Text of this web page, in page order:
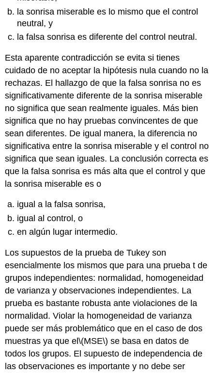
la sonrisa miserable es lo mismo que el control
neutral, y
la falsa sonrisa es diferente del control neutral.
Esta aparente contradicción se evita si tienes
cuidado de no aceptar la hipótesis nula cuando no la
rechazas. El hallazgo de que la falsa sonrisa no es
significativamente diferente de la sonrisa miserable
no significa que sean realmente iguales. Más bien
significa que no hay pruebas convincentes de que
sean diferentes. De igual manera, la diferencia no
significativa entre la sonrisa miserable y el control no
significa que sean iguales. La conclusión correcta es
que la falsa sonrisa es más alta que el control y que
la sonrisa miserable es o
igual a la falsa sonrisa,
igual al control, o
en algún lugar intermedio.
Los supuestos de la prueba de Tukey son
esencialmente los mismos que para una prueba t de
grupos independientes: normalidad, homogeneidad
de varianza y observaciones independientes. La
prueba es bastante robusta ante violaciones de la
normalidad. Violar la homogeneidad de varianza
puede ser más problemático que en el caso de dos
muestras ya que el\(MSE\) se basa en datos de
todos los grupos. El supuesto de independencia de
las observaciones es importante y no debe ser